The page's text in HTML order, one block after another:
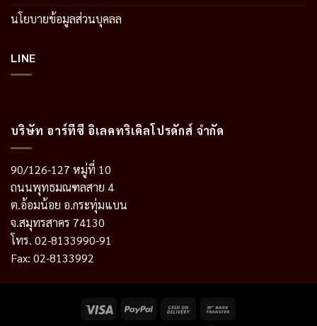
นโยบายข้อมูลส่วนบุคลล
LINE
บริษัท อาร์ทีซี อิเลคทริเคิลโปรดักส์ จำกัด
90/126-127 หมู่ที่ 10
ถนนพุทธมณฑลสาย 4
ต.อ้อมน้อย อ.กระทุ่มแบน
จ.สมุทรสาคร 74130
โทร. 02-8133990-91
Fax: 02-8133992